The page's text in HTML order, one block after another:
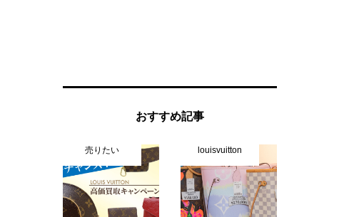
おすすめ記事
売りたい louisvuitton